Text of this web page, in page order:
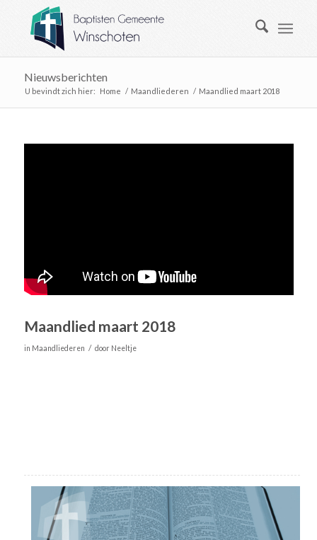
Nieuwsberichten
U bevindt zich hier: Home / Maandliederen / Maandlied maart 2018
Maandlied maart 2018
in Maandliederen / door Neeltje